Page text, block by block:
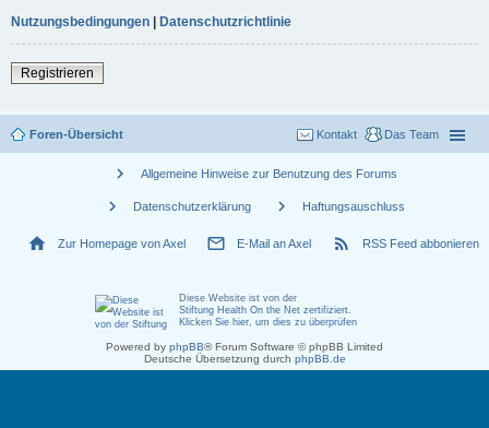
Nutzungsbedingungen | Datenschutzrichtlinie
Registrieren
Foren-Übersicht Das Team
Kontakt
chevron_right Allgemeine Hinweise zur Benutzung des Forums
chevron_right Datenschutzerklärung chevron_right Haftungsauschluss
home Zur Homepage von Axel mail_outline E-Mail an Axel rss_feed RSS Feed abbonieren
Diese Website ist von der
Stiftung Health On the Net zertifiziert
Klicken Sie hier, um dies zu überprüfen
Powered by phpBB® Forum Software © phpBB Limited
Deutsche Übersetzung durch phpBB.de